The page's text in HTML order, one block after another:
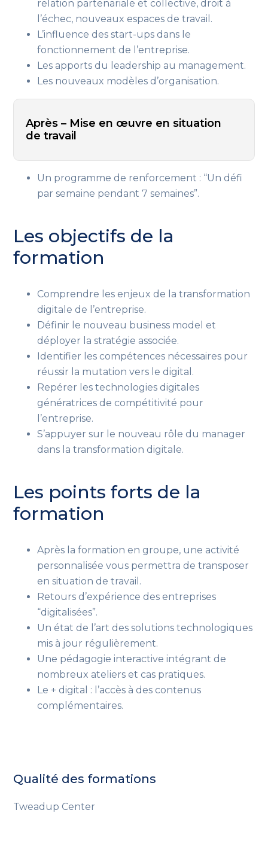
relation partenariale et collective, droit à
l’échec, nouveaux espaces de travail.
L’influence des start-ups dans le
fonctionnement de l’entreprise.
Les apports du leadership au management.
Les nouveaux modèles d’organisation.
Après – Mise en œuvre en situation
de travail
Un programme de renforcement : “Un défi
par semaine pendant 7 semaines”.
Les objectifs de la
formation
Comprendre les enjeux de la transformation
digitale de l’entreprise.
Définir le nouveau business model et
déployer la stratégie associée.
Identifier les compétences nécessaires pour
réussir la mutation vers le digital.
Repérer les technologies digitales
génératrices de compétitivité pour
l’entreprise.
S’appuyer sur le nouveau rôle du manager
dans la transformation digitale.
Les points forts de la
formation
Après la formation en groupe, une activité
personnalisée vous permettra de transposer
en situation de travail.
Retours d’expérience des entreprises
“digitalisées”.
Un état de l’art des solutions technologiques
mis à jour régulièrement.
Une pédagogie interactive intégrant de
nombreux ateliers et cas pratiques.
Le + digital : l’accès à des contenus
complémentaires.
Qualité des formations
Tweadup Center